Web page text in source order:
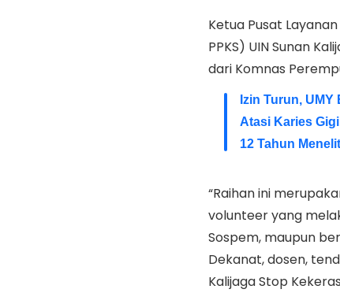
Ketua Pusat
PPKS) UIN Sunan
dari Komnas
Izin Turun,
Atasi Karies
12 Tahun
“Raihan ini
volunteer yang
Sospem, maupun
Dekanat, dosen,
Kalijaga Stop